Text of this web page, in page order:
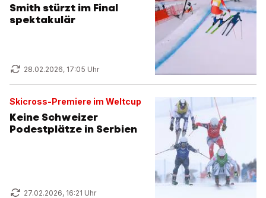
Smith stürzt im Final
spektakulär
28.02.2026, 17:05 Uhr
Skicross-Premiere im Weltcup
Keine Schweizer
Podestplätze in Serbien
27.02.2026, 16:21 Uhr